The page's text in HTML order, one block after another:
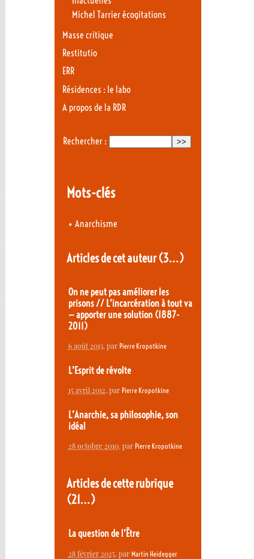
Michel Tarrier écogitations
Masse critique
Restitutio
ERR
Résidences : le labo
A propos de la RDR
Rechercher :
Mots-clés
• Anarchisme
Articles de cet auteur(3…)
On ne peut pas améliorer les
prisons // L’incarcération à tout va
— apporter une solution (1887-
2011)
6 août 2013, par Pierre Kropotkine
L’Esprit de révolte
15 avril 2012, par Pierre Kropotkine
L’Anarchie, sa philosophie, son
idéal
28 octobre 2010, par Pierre Kropotkine
Articles de cette rubrique
(21…)
La question de l’Être
28 février 2025, par Martin Heidegger